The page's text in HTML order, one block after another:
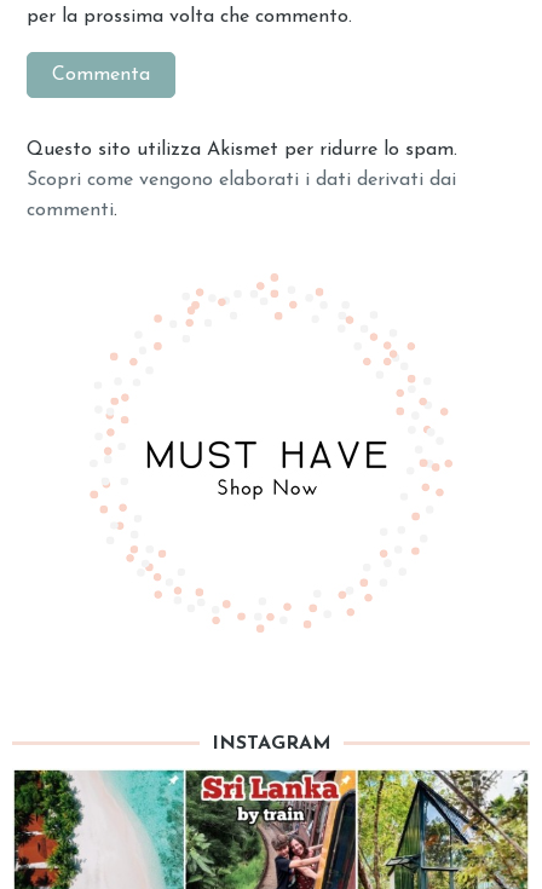
per la prossima volta che commento.
Questo sito utilizza Akismet per ridurre lo spam.
Scopri come vengono elaborati i dati derivati dai
commenti.
INSTAGRAM